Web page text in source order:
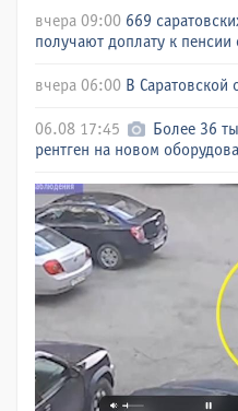
вчера 09:00 669
получают доплату к пенсии
вчера 06:00 В Саратовской
06.08 17:45
Более 36
рентген на новом